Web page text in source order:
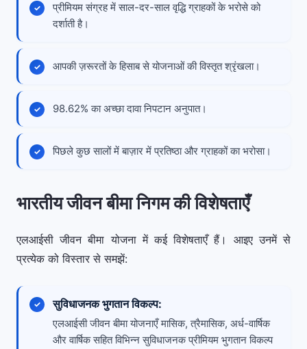
प्रीमियम संग्रह में साल-दर-साल वृद्धि ग्राहकों के भरोसे को
दर्शाती है।
आपकी ज़रूरतों के हिसाब से योजनाओं की विस्तृत श्रृंखला।
98.62% का अच्छा दावा निपटान अनुपात।
पिछले कुछ सालों में बाज़ार में प्रतिष्ठा और ग्राहकों का भरोसा।
भारतीय जीवन बीमा निगम की विशेषताएँ
एलआईसी जीवन बीमा योजना में कई विशेषताएँ हैं। आइए उनमें से
प्रत्येक को विस्तार से समझें:
सुविधाजनक भुगतान विकल्प:
एलआईसी जीवन बीमा योजनाएँ मासिक, त्रैमासिक, अर्ध-वार्षिक
और वार्षिक सहित विभिन्न सुविधाजनक प्रीमियम भुगतान विकल्प